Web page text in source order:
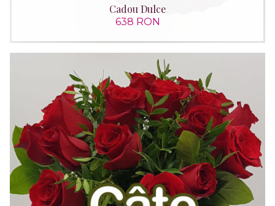
Cadou Dulce
638 RON